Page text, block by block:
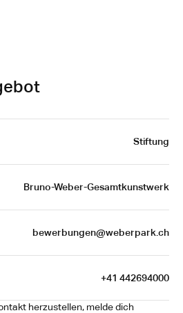
Stiftung
Bruno-Weber-Gesamtkunstwerk
bewerbungen@weberpark.ch
+41 442694000
herzustellen, melde dich